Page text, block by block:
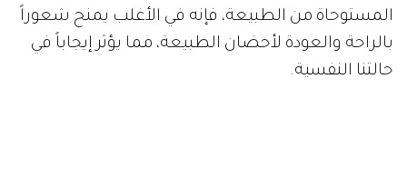
المستوحاة من الطبيعة، فإنه في الأغلب يمنح شعوراً
بالراحة والعودة لأحضان الطبيعة، مما يؤثر إيجاباً في
حالتنا النفسية.